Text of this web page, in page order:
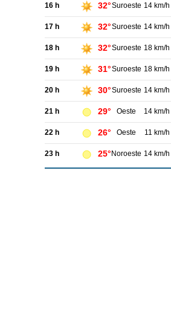
16 h 32°Suroeste 14 km/h
17 h 32°Suroeste 14 km/h
18 h 32°Suroeste 18 km/h
19 h 31°Suroeste 18 km/h
20 h 30°Suroeste 14 km/h
21 h 29° Oeste 14 km/h
22 h 26° Oeste 11 km/h
23 h 25° Noroeste 14 km/h